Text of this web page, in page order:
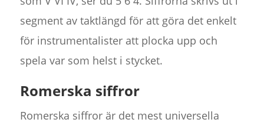
segment av taktlängd för att göra det enkelt
för instrumentalister att plocka upp och
spela var som helst i stycket.
Romerska siffror
Romerska siffror är det mest universella